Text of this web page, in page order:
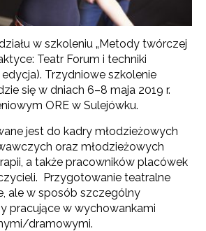
w szkoleniu „Metody twórczej
Teatr Forum i techniki
Trzydniowe szkolenie
się w dniach 6–8 maja 2019 r.
ORE w Sulejówku.
jest do kadry młodzieżowych
oraz młodzieżowych
a także pracowników placówek
Przygotowanie teatralne
ale w sposób szczególny
pracujące w wychowankami
dramowymi.